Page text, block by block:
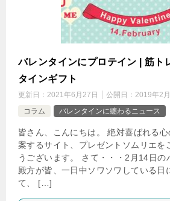
バレンタインにプロテイン | 筋ト
タインギフト
更新日： 2021年6月27日 公開日： 2019年2
コラム
バレンタインに纏わるニュース
皆さん、こんにちは。 絶対喜ばれる
案するサイト、プレゼントソムリエを
うございます。 さて・・・2月14日の
殿方が皆、一日中ソワソワしている日
て、 […]